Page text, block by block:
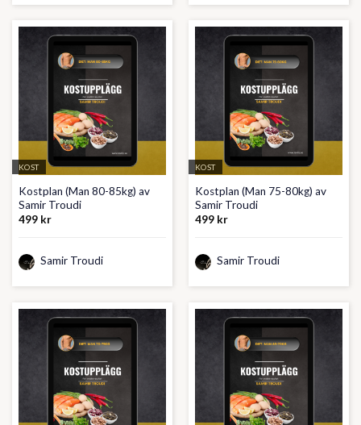
KOST
Kostplan (Man 80-85kg) av
Samir Troudi
499 kr
Samir Troudi
KOST
Kostplan (Man 75-80kg) av
Samir Troudi
499 kr
Samir Troudi